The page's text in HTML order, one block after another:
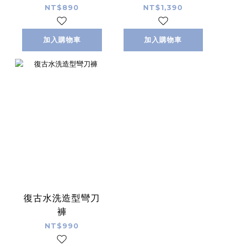
NT$890
加入購物車
NT$1,390
加入購物車
復古水洗造型彎刀
褲
NT$990